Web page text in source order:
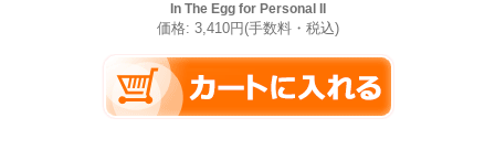
In The Egg for Personal II
価格: 3,410円(手数料・税込)